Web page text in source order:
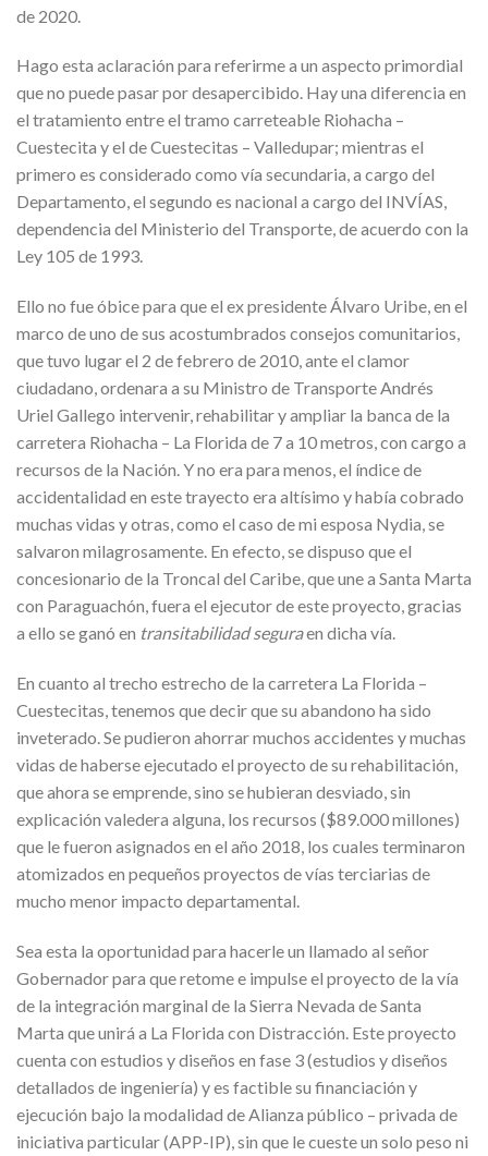
de 2020.
Hago esta aclaración para referirme a un aspecto primordial
que no puede pasar por desapercibido. Hay una diferencia en
el tratamiento entre el tramo carreteable Riohacha –
Cuestecita y el de Cuestecitas – Valledupar; mientras el
primero es considerado como vía secundaria, a cargo del
Departamento, el segundo es nacional a cargo del INVÍAS,
dependencia del Ministerio del Transporte, de acuerdo con la
Ley 105 de 1993.
Ello no fue óbice para que el ex presidente Álvaro Uribe, en el
marco de uno de sus acostumbrados consejos comunitarios,
que tuvo lugar el 2 de febrero de 2010, ante el clamor
ciudadano, ordenara a su Ministro de Transporte Andrés
Uriel Gallego intervenir, rehabilitar y ampliar la banca de la
carretera Riohacha – La Florida de 7 a 10 metros, con cargo a
recursos de la Nación. Y no era para menos, el índice de
accidentalidad en este trayecto era altísimo y había cobrado
muchas vidas y otras, como el caso de mi esposa Nydia, se
salvaron milagrosamente. En efecto, se dispuso que el
concesionario de la Troncal del Caribe, que une a Santa Marta
con Paraguachón, fuera el ejecutor de este proyecto, gracias
a ello se ganó en transitabilidad seguraen dicha vía.
En cuanto al trecho estrecho de la carretera La Florida –
Cuestecitas, tenemos que decir que su abandono ha sido
inveterado. Se pudieron ahorrar muchos accidentes y muchas
vidas de haberse ejecutado el proyecto de su rehabilitación,
que ahora se emprende, sino se hubieran desviado, sin
explicación valedera alguna, los recursos ($89.000 millones)
que le fueron asignados en el año 2018, los cuales terminaron
atomizados en pequeños proyectos de vías terciarias de
mucho menor impacto departamental.
Sea esta la oportunidad para hacerle un llamado al señor
Gobernador para que retome e impulse el proyecto de la vía
de la integración marginal de la Sierra Nevada de Santa
Marta que unirá a La Florida con Distracción. Este proyecto
cuenta con estudios y diseños en fase 3 (estudios y diseños
detallados de ingeniería) y es factible su financiación y
ejecución bajo la modalidad de Alianza público – privada de
iniciativa particular (APP-IP), sin que le cueste un solo peso ni